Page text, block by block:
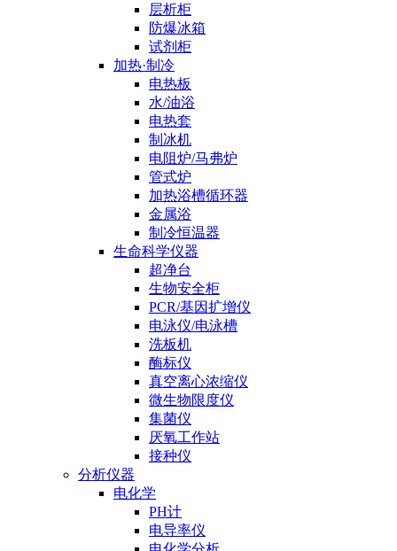
层析柜
防爆冰箱
试剂柜
加热·制冷
电热板
水/油浴
电热套
制冰机
电阻炉/马弗炉
管式炉
加热浴槽循环器
金属浴
制冷恒温器
生命科学仪器
超净台
生物安全柜
PCR/基因扩增仪
电泳仪/电泳槽
洗板机
酶标仪
真空离心浓缩仪
微生物限度仪
集菌仪
厌氧工作站
接种仪
分析仪器
电化学
PH计
电导率仪